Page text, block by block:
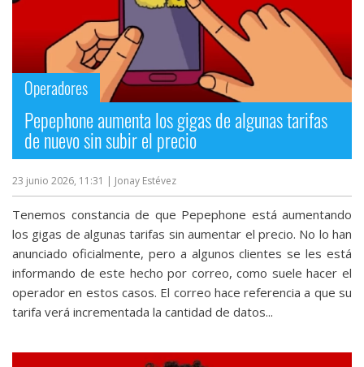
Operadores
Pepephone aumenta los gigas de algunas tarifas
de nuevo sin subir el precio
23 junio 2026, 11:31 | Jonay Estévez
Tenemos constancia de que Pepephone está aumentando
los gigas de algunas tarifas sin aumentar el precio. No lo han
anunciado oficialmente, pero a algunos clientes se les está
informando de este hecho por correo, como suele hacer el
operador en estos casos. El correo hace referencia a que su
tarifa verá incrementada la cantidad de datos...